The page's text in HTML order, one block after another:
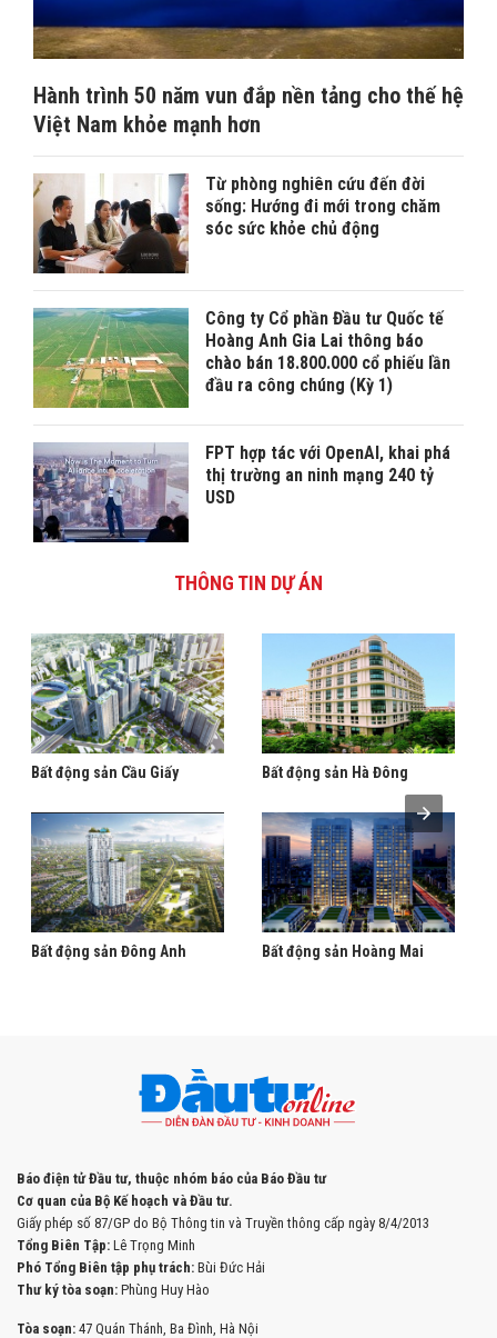
Hành trình 50 năm vun đắp nền tảng cho thế hệ
Việt Nam khỏe mạnh hơn
Từ phòng nghiên cứu đến đời
sống: Hướng đi mới trong chăm
sóc sức khỏe chủ động
Công ty Cổ phần Đầu tư Quốc tế
Hoàng Anh Gia Lai thông báo
chào bán 18.800.000 cổ phiếu lần
đầu ra công chúng (Kỳ 1)
FPT hợp tác với OpenAI, khai phá
thị trường an ninh mạng 240 tỷ
USD
THÔNG TIN DỰ ÁN
Bất động sản Cầu Giấy
Bất động sản Đông Anh
Bất động sản Hà Đông
Bất động sản Hoàng Mai
Báo điện tử Đầu tư, thuộc nhóm báo của Báo Đầu tư
Cơ quan của Bộ Kế hoạch và Đầu tư.
Giấy phép số 87/GP do Bộ Thông tin và Truyền thông cấp ngày 8/4/2013
Tổng Biên Tập: Lê Trọng Minh
Phó Tổng Biên tập phụ trách: Bùi Đức Hải
Thư ký tòa soạn: Phùng Huy Hào
Tòa soạn: 47 Quán Thánh, Ba Đình, Hà Nội